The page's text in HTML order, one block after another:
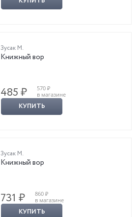
Зусак М.
Книжный вор
485 ₽
570 ₽
в магазине
КУПИТЬ
Зусак М.
Книжный вор
731 ₽
860 ₽
в магазине
КУПИТЬ